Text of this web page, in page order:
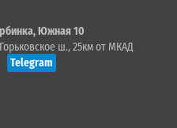
Южная 10
ш., 25км от МКАД
Telegram